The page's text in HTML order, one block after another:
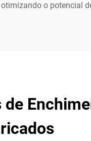
o potencial